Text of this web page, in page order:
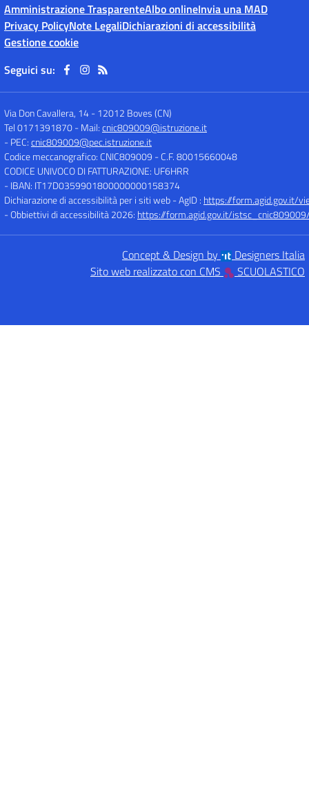
Amministrazione TrasparenteAlbo onlineInvia una MAD
Privacy PolicyNote LegaliDichiarazioni di accessibilità
Gestione cookie
Seguici su:
Via Don Cavallera, 14-12012 Boves (CN)
Tel 0171391870- Mail:cnic809009@istruzione.it
- PEC:cnic809009@pec.istruzione.it
Codice meccanografico: CNIC809009 - C.F. 80015660048
CODICE UNIVOCO DI FATTURAZIONE: UF6HRR
- IBAN: IT17D0359901800000000158374
Dichiarazione di accessibilità per i siti web - AgID : https://form.agid.gov.it/
- Obbiettivi di accessibilità 2026: https://form.agid.gov.it/
Concept & Design by
Designers Italia
Sito web realizzato con CMS
SCUOLASTICO